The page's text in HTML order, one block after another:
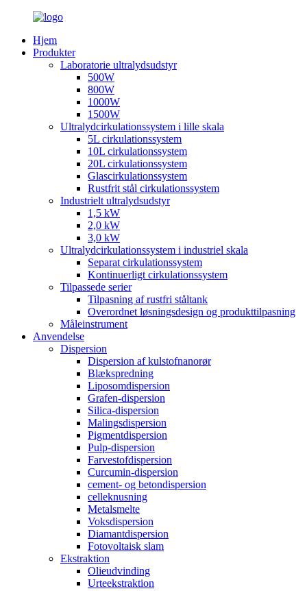
Hjem
Produkter
Laboratorie ultralydsudstyr
500W
800W
1000W
1500W
Ultralydcirkulationssystem i lille skala
5L cirkulationssystem
10L cirkulationssystem
20L cirkulationssystem
Glascirkulationssystem
Rustfrit stål cirkulationssystem
Industrielt ultralydsudstyr
1,5 kW
2,0 kW
3,0 kW
Ultralydcirkulationssystem i industriel skala
Separat cirkulationssystem
Kontinuerligt cirkulationssystem
Tilpassede serier
Tilpasning af rustfri ståltank
Overordnet løsningsdesign og produkttilpasning
Måleinstrument
Anvendelse
Dispersion
Dispersion af kulstofnanorør
Blækspredning
Liposomdispersion
Grafen-dispersion
Silica-dispersion
Malingsdispersion
Pigmentdispersion
Pulp-dispersion
Farvestofdispersion
Curcumin-dispersion
cement- og betondispersion
celleknusning
Metalsmelte
Voksdispersion
Diamantdispersion
Fotovoltaisk slam
Ekstraktion
Olieudvinding
Urteekstraktion